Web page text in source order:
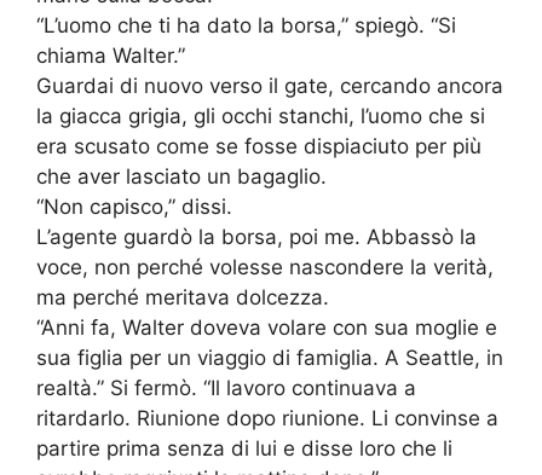
“L’uomo che ti ha dato la borsa,” spiegò. “Si
chiama Walter.”
Guardai di nuovo verso il gate, cercando ancora
la giacca grigia, gli occhi stanchi, l’uomo che si
era scusato come se fosse dispiaciuto per più
che aver lasciato un bagaglio.
“Non capisco,” dissi.
L’agente guardò la borsa, poi me. Abbassò la
voce, non perché volesse nascondere la verità,
ma perché meritava dolcezza.
“Anni fa, Walter doveva volare con sua moglie e
sua figlia per un viaggio di famiglia. A Seattle, in
realtà.” Si fermò. “Il lavoro continuava a
ritardarlo. Riunione dopo riunione. Li convinse a
partire prima senza di lui e disse loro che li